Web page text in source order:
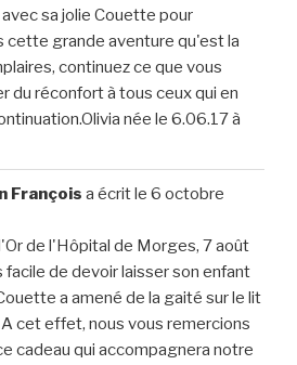
sa jolie Couette pour
cette grande aventure qu'est la
continuez ce que vous
du réconfort à tous ceux qui en
née le 6.06.17 à
François a écrit le 6 octobre
de l'Hôpital de Morges, 7 août
facile de devoir laisser son enfant
a amené de la gaité sur le lit
cet effet, nous vous remercions
cadeau qui accompagnera notre